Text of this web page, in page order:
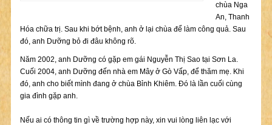
chùa Nga
An, Thanh
Hóa chữa trị. Sau khi bớt bệnh, anh ở lại chùa để làm công quả. Sau
đó, anh Dưỡng bỏ đi đâu không rõ.
Năm 2002, anh Dưỡng có gặp em gái Nguyễn Thị Sao tại Sơn La.
Cuối 2004, anh Dưỡng đến nhà em Mây ở Gò Vấp, để thăm mẹ. Khi
đó, anh cho biết mình đang ở chùa Bỉnh Khiêm. Đó là lần cuối cùng
gia đình gặp anh.
Nếu ai có thông tin gì về trường hợp này, xin vui lòng liên lạc với